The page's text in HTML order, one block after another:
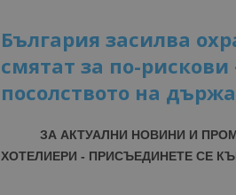
България засилва
смятат за по-
посолството на
ЗА АКТУАЛНИ НОВИНИ И
ХОТЕЛИЕРИ - ПРИСЪЕДИНЕТЕ СЕ
Име
is_visitor_unique
is_unique
Име